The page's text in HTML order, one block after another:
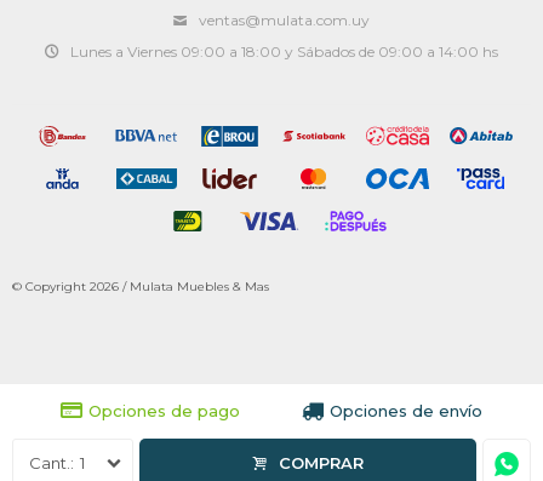
Opciones de pago Opciones de envío
COMPRAR
1
ventas@mulata.com.uy
Lunes a Viernes 09:00 a 18:00 y Sábados de 09:00 a 14:00 hs
© Copyright 2026 / Mulata Muebles & Mas